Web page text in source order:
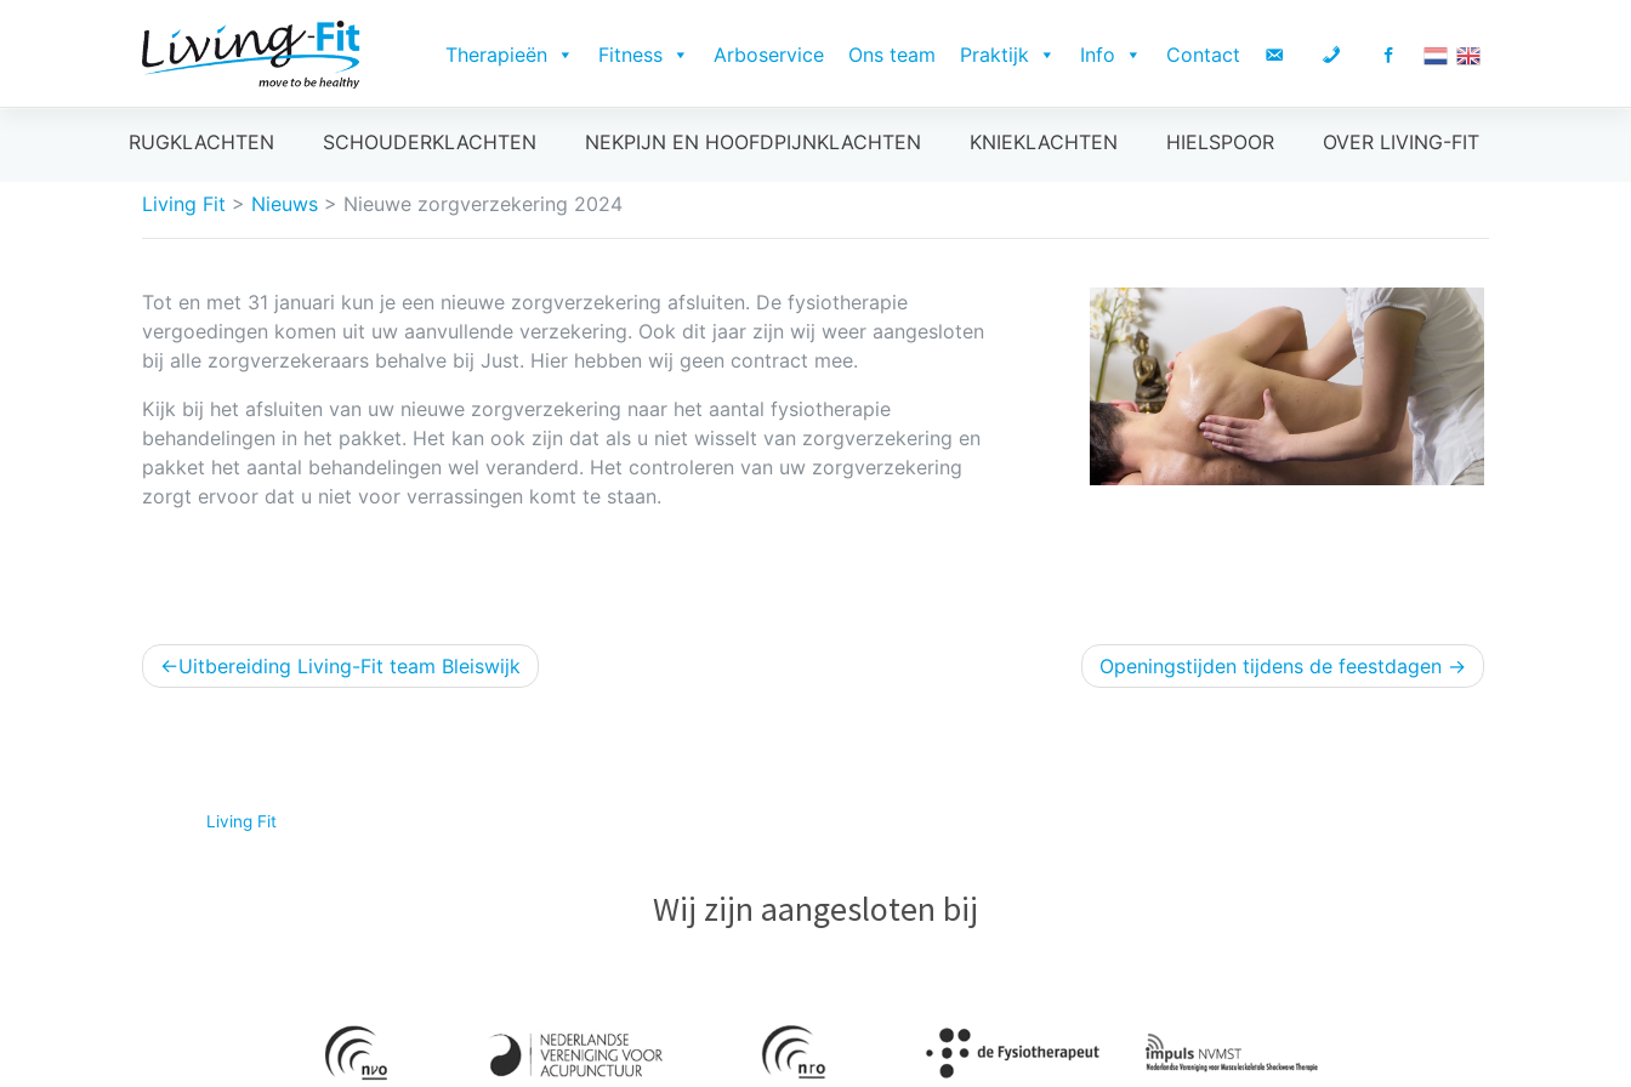
Therapieën Fitness Arboservice Ons team Praktijk Info Contact
RUGKLACHTEN SCHOUDERKLACHTEN NEKPIJN EN HOOFDPIJNKLACHTEN KNIEKLACHTEN HIELSPOOR OVER LIVING-FIT
Living Fit > Nieuws > Nieuwe zorgverzekering 2024
Tot en met 31 januari kun je een nieuwe zorgverzekering afsluiten. De fysiotherapie
vergoedingen komen uit uw aanvullende verzekering. Ook dit jaar zijn wij weer aangesloten
bij alle zorgverzekeraars behalve bij Just. Hier hebben wij geen contract mee.
Kijk bij het afsluiten van uw nieuwe zorgverzekering naar het aantal fysiotherapie
behandelingen in het pakket. Het kan ook zijn dat als u niet wisselt van zorgverzekering en
pakket het aantal behandelingen wel veranderd. Het controleren van uw zorgverzekering
zorgt ervoor dat u niet voor verrassingen komt te staan.
Bericht
Uitbereiding Living-Fit team Bleiswijk Openingstijden tijdens de feestdagen
Living Fit
Wij zijn aangesloten bij